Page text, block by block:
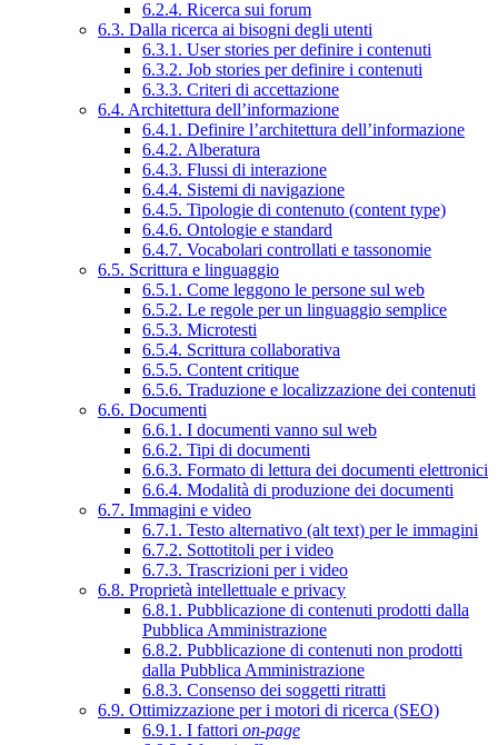
6.2.4. Ricerca sui forum
6.3. Dalla ricerca ai bisogni degli utenti
6.3.1. User stories per definire i contenuti
6.3.2. Job stories per definire i contenuti
6.3.3. Criteri di accettazione
6.4. Architettura dell’informazione
6.4.1. Definire l’architettura dell’informazione
6.4.2. Alberatura
6.4.3. Flussi di interazione
6.4.4. Sistemi di navigazione
6.4.5. Tipologie di contenuto (content type)
6.4.6. Ontologie e standard
6.4.7. Vocabolari controllati e tassonomie
6.5. Scrittura e linguaggio
6.5.1. Come leggono le persone sul web
6.5.2. Le regole per un linguaggio semplice
6.5.3. Microtesti
6.5.4. Scrittura collaborativa
6.5.5. Content critique
6.5.6. Traduzione e localizzazione dei contenuti
6.6. Documenti
6.6.1. I documenti vanno sul web
6.6.2. Tipi di documenti
6.6.3. Formato di lettura dei documenti elettronici
6.6.4. Modalità di produzione dei documenti
6.7. Immagini e video
6.7.1. Testo alternativo (alt text) per le immagini
6.7.2. Sottotitoli per i video
6.7.3. Trascrizioni per i video
6.8. Proprietà intellettuale e privacy
6.8.1. Pubblicazione di contenuti prodotti dalla
Pubblica Amministrazione
6.8.2. Pubblicazione di contenuti non prodotti
dalla Pubblica Amministrazione
6.8.3. Consenso dei soggetti ritratti
6.9. Ottimizzazione per i motori di ricerca (SEO)
6.9.1. I fattori on-page